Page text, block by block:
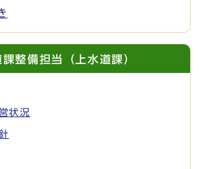
課整備担当（上水道課）
状況